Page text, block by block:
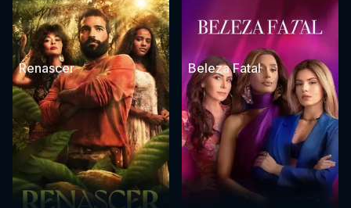
Renascer Beleza Fatal